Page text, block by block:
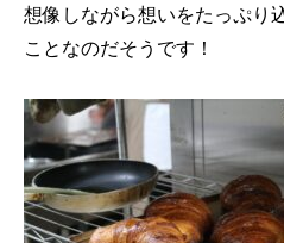
想像しながら想いをたっぷり
ことなのだそうです！